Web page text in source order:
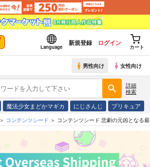
Language
新規登録 ログイン
カート
男性向け 女性向け
詳細
検索
魔法少女まどかマギカ にじさんじ プリキュア
コンテンツシード コンテンツシード 悲劇の元凶となる